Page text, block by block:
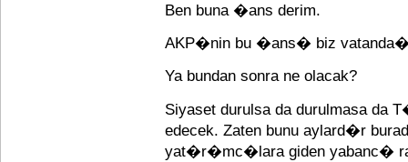
Ben buna �ans derim.
AKP�nin bu �ans� biz
Ya bundan sonra ne olacak?
Siyaset durulsa da durulmasa
edecek. Zaten bunu aylard�r
yat�r�mc�lara giden yabanc�